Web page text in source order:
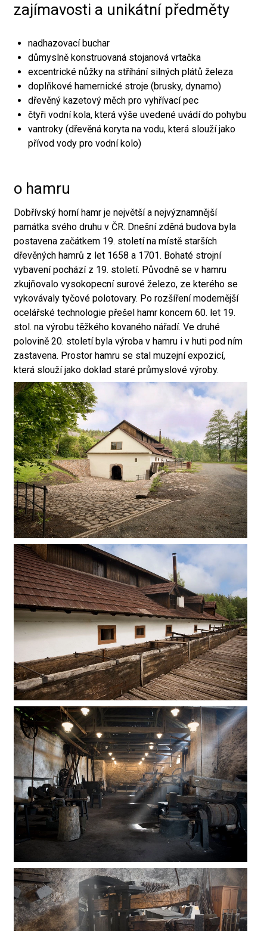
zajímavosti a unikátní předměty
nadhazovací buchar
důmyslně konstruovaná stojanová vrtačka
excentrické nůžky na stříhání silných plátů železa
doplňkové hamernické stroje (brusky, dynamo)
dřevěný kazetový měch pro vyhřívací pec
čtyři vodní kola, která výše uvedené uvádí do pohybu
vantroky (dřevěná koryta na vodu, která slouží jako
přívod vody pro vodní kolo)
o hamru
Dobřívský horní hamr je největší a nejvýznamnější
památka svého druhu v ČR. Dnešní zděná budova byla
postavena začátkem 19. století na místě starších
dřevěných hamrů z let 1658 a 1701. Bohaté strojní
vybavení pochází z 19. století. Původně se v hamru
zkujňovalo vysokopecní surové železo, ze kterého se
vykovávaly tyčové polotovary. Po rozšíření modernější
ocelářské technologie přešel hamr koncem 60. let 19.
stol. na výrobu těžkého kovaného nářadí. Ve druhé
polovině 20. století byla výroba v hamru i v huti pod ním
zastavena. Prostor hamru se stal muzejní expozicí,
která slouží jako doklad staré průmyslové výroby.